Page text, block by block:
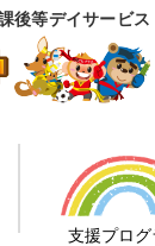
後等デイサービ
支援プログ